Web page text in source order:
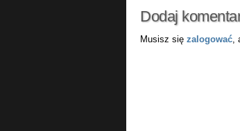
Dodaj
Musisz się zalogować,